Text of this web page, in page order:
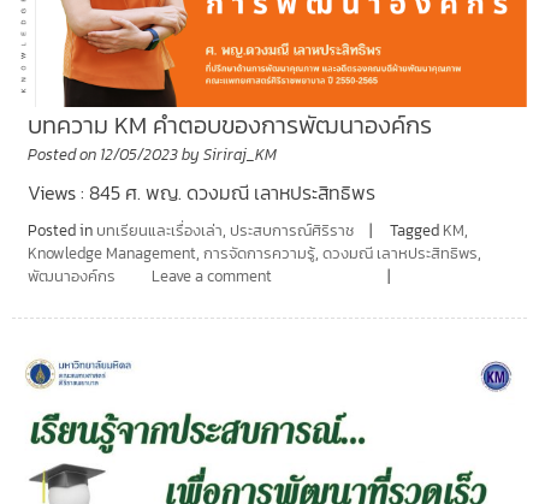
บทความ KM คำตอบของการพัฒนาองค์กร
Posted on 12/05/2023by Siriraj_KM
Views : 845 ศ. พญ. ดวงมณี เลาหประสิทธิพร
Posted in บทเรียนและเรื่องเล่า, ประสบการณ์ศิริราช Tagged KM,
Knowledge Management, การจัดการความรู้, ดวงมณี เลาหประสิทธิพร,
พัฒนาองค์กร
Leave a comment